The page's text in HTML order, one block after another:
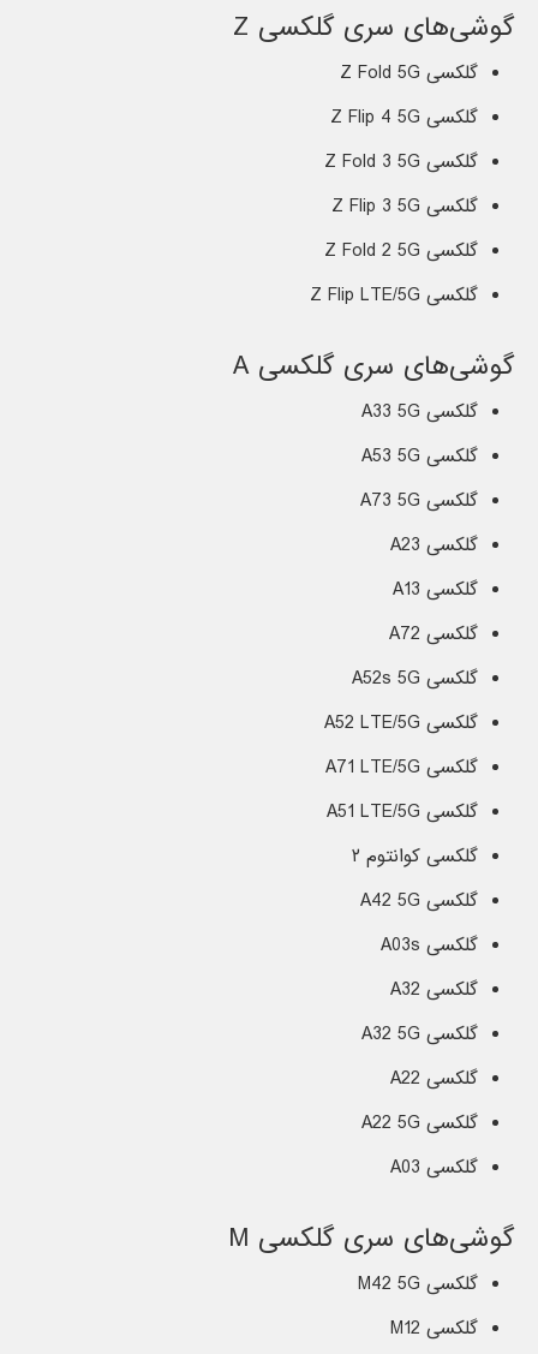
گوشی‌های سری گلکسی Z
گلکسی Z Fold 5G
گلکسی Z Flip 4 5G
گلکسی Z Fold 3 5G
گلکسی Z Flip 3 5G
گلکسی Z Fold 2 5G
گلکسی Z Flip LTE/5G
گوشی‌های سری گلکسی A
گلکسی A33 5G
گلکسی A53 5G
گلکسی A73 5G
گلکسی A23
گلکسی A13
گلکسی A72
گلکسی A52s 5G
گلکسی A52 LTE/5G
گلکسی A71 LTE/5G
گلکسی A51 LTE/5G
گلکسی کوانتوم ۲
گلکسی A42 5G
گلکسی A03s
گلکسی A32
گلکسی A32 5G
گلکسی A22
گلکسی A22 5G
گلکسی A03
گوشی‌های سری گلکسی M
گلکسی M42 5G
گلکسی M12